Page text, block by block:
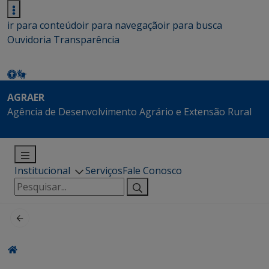
ir para conteúdoir para navegaçãoir para busca
Ouvidoria Transparência
AGRAER
Agência de Desenvolvimento Agrário e Extensão Rural
Institucional ServiçosFale Conosco
Pesquisar
por: